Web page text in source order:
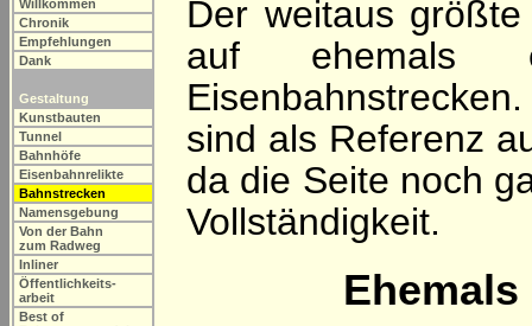
Willkommen
Chronik
Empfehlungen
Dank
Gestaltung
Kunstbauten
Tunnel
Bahnhöfe
Eisenbahnrelikte
Bahnstrecken
Namensgebung
Von der Bahn
zum Radweg
Inliner
Öffentlichkeits-
arbeit
Best of
Der weitaus
auf ehemals
sind als Referenz
da die Seite noch
Vollständigkeit.